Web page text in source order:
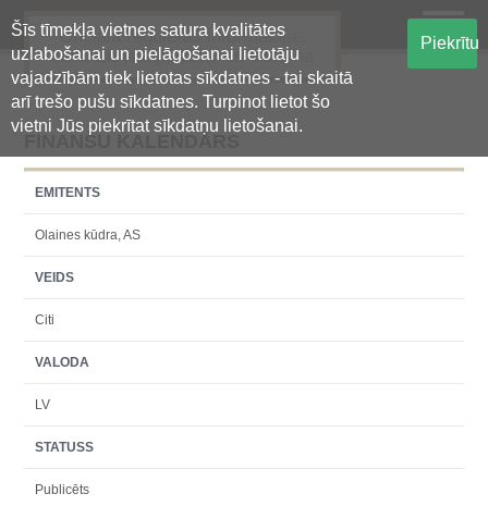
Šīs tīmekļa vietnes satura kvalitātes
uzlabošanai un pielāgošanai lietotāju
vajadzībām tiek lietotas sīkdatnes - tai skaitā
arī trešo pušu sīkdatnes. Turpinot lietot šo
vietni Jūs piekrītat sīkdatņu lietošanai.
Piekrītu
Oficiālā regulētās informācijas
centralizētā glabāšanas sistēma
FINANŠU KALENDĀRS
EMITENTS
Olaines kūdra, AS
VEIDS
Citi
VALODA
LV
STATUSS
Publicēts